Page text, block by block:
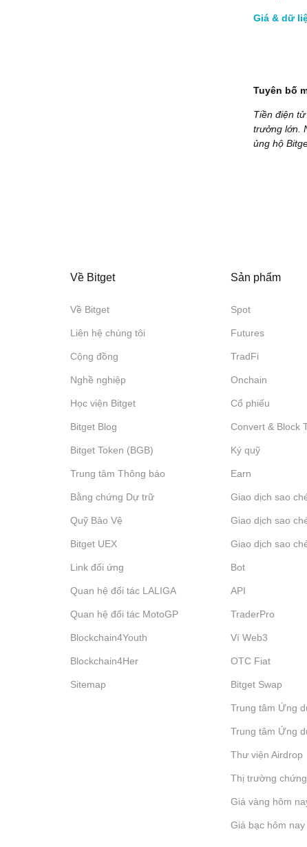
Giá & dữ
Tuyên bố
Tiền điện
trưởng lớn.
ủng hộ
Về Bitget
Về Bitget
Liên hệ chúng tôi
Cộng đồng
Nghề nghiệp
Học viện Bitget
Bitget Blog
Bitget Token (BGB)
Trung tâm Thông báo
Bằng chứng Dự trữ
Quỹ Bảo Vệ
Bitget UEX
Link đối ứng
Quan hệ đối tác LALIGA
Quan hệ đối tác MotoGP
Blockchain4Youth
Blockchain4Her
Sitemap
Sản phẩm
Spot
Futures
TradFi
Onchain
Cổ phiếu
Convert & Block
Ký quỹ
‌Earn
Giao dịch sao
Giao dịch sao
Giao dịch sao
Bot
API
TraderPro
Ví Web3
OTC Fiat
Bitget Swap
Trung tâm Ứng
Trung tâm Ứng
Thư viện Airdrop
Thị trường
Giá vàng hôm
Giá bạc hôm nay